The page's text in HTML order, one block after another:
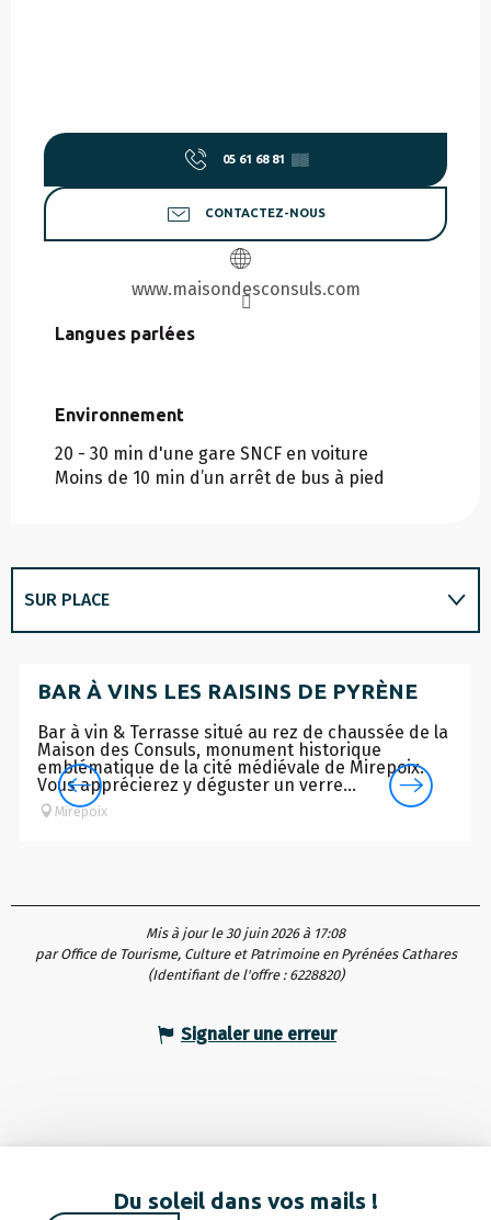
05 61 68 81 ▒▒
CONTACTEZ-NOUS
www.maisondesconsuls.com
Langues parlées
Langues parlées
Environnement
Environnement
20 - 30 min d'une gare SNCF en voiture
Moins de 10 min d’un arrêt de bus à pied
SUR PLACE
EN LIEN AVEC
BAR À VINS LES RAISINS DE PYRÈNE
Bar à vin & Terrasse situé au rez de chaussée de la
Maison des Consuls, monument historique
emblématique de la cité médiévale de Mirepoix.
Vous apprécierez y déguster un verre...
Mirepoix
Mis à jour le 30 juin 2026 à 17:08
par Office de Tourisme, Culture et Patrimoine en Pyrénées Cathares
(Identifiant de l'offre : 6228820)
Signaler une erreur
Du soleil dans vos mails !